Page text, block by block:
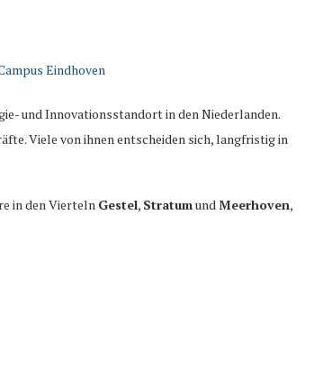
und Innovationsstandort in den Niederlanden.
Viele von ihnen entscheiden sich, langfristig in
in den Vierteln Gestel, StratumundMeerhoven,